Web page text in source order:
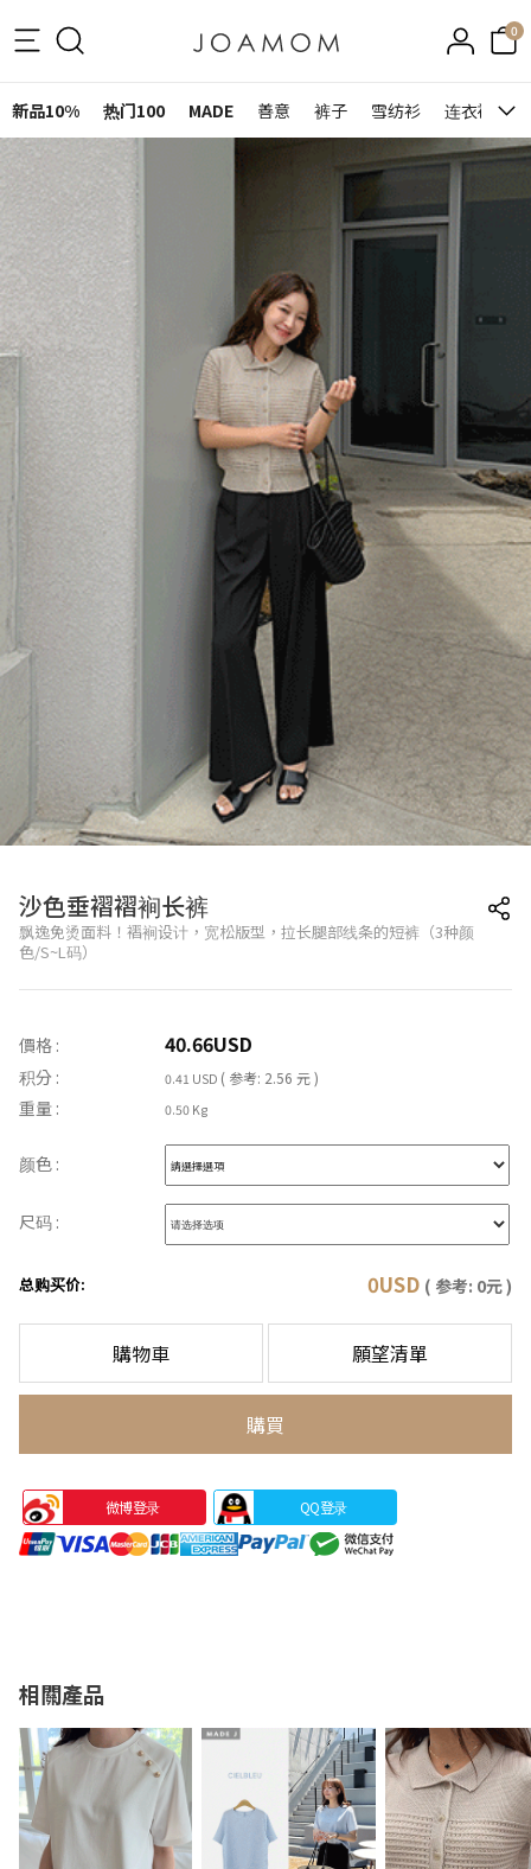
0
新品10% 热门100 MADE 善意 裤子 雪纺衫 连衣裙&裙
沙色垂褶褶裥长裤
飘逸免烫面料！褶裥设计，宽松版型，拉长腿部线条的短裤（3种颜
色/S~L码）
價格 : 40.66USD
积分 : 0.41 USD ( 参考: 2.56 元 )
重量 : 0.50 Kg
颜色 :
尺码 :
总购买价: 0USD ( 参考: 0元 )
購物車 願望清單
購買
微博登录 QQ登录
相關產品